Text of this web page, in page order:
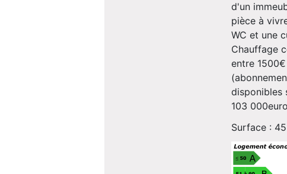
d'un
pièce à
WC et une
Chauffage
entre
disponibles
103
Surface :